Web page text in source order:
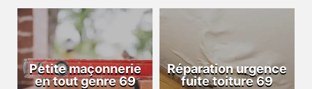
Petite maçonnerie
en tout genre 69
Réparation urgence
fuite toiture 69